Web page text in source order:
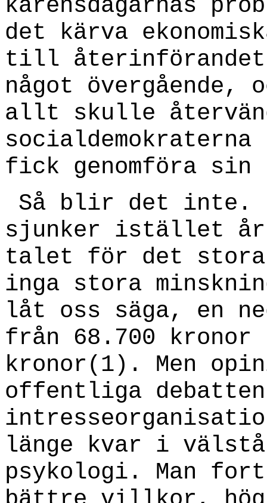
karensdagarnas
det kärva
till återinförandet
något övergående,
allt skulle
fick genomföra
Så blir det inte.
sjunker istället år
talet för det
inga stora
låt oss säga, en
från 68.700
kronor(1). Men
offentliga
länge kvar i
psykologi. Man